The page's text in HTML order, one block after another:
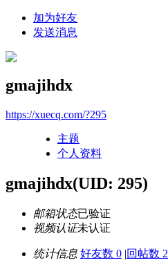
加为好友
发送消息
gmajihdx
https://xuecq.com/?295
主题
个人资料
gmajihdx(UID: 295)
邮箱状态已验证
视频认证未认证
统计信息 好友数 0 |回帖数 2